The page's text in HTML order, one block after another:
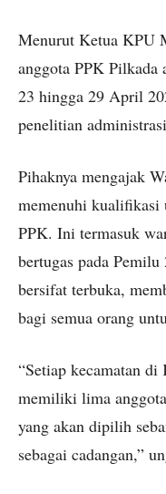
Menurut Ketua KPU
anggota PPK Pilkada
23 hingga 29 April
penelitian
Pihaknya mengajak
memenuhi kualifikasi
PPK. Ini termasuk
bertugas pada
bersifat terbuka,
bagi semua orang
“Setiap kecamatan di
memiliki lima
yang akan dipilih
sebagai cadangan,”